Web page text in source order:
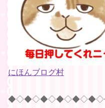
にほんブログ村